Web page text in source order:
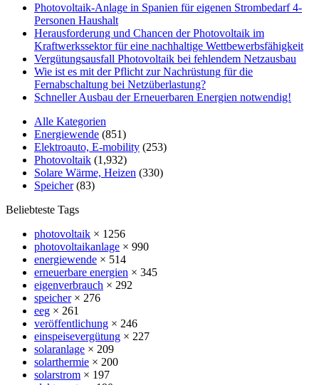
Photovoltaik-Anlage in Spanien für eigenen Strombedarf 4-
Personen Haushalt
Herausforderung und Chancen der Photovoltaik im
Kraftwerkssektor für eine nachhaltige Wettbewerbsfähigkeit
Vergütungsausfall Photovoltaik bei fehlendem Netzausbau
Wie ist es mit der Pflicht zur Nachrüstung für die
Fernabschaltung bei Netzüberlastung?
Schneller Ausbau der Erneuerbaren Energien notwendig!
Alle Kategorien
Energiewende (851)
Elektroauto, E-mobility (253)
Photovoltaik (1,932)
Solare Wärme, Heizen (330)
Speicher (83)
Beliebteste Tags
photovoltaik × 1256
photovoltaikanlage × 990
energiewende × 514
erneuerbare energien × 345
eigenverbrauch × 292
speicher× 276
eeg × 261
veröffentlichung × 246
einspeisevergütung × 227
solaranlage × 209
solarthermie × 200
solarstrom × 197